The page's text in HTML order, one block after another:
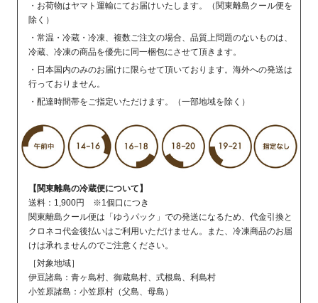
・お荷物はヤマト運輸にてお届けいたします。（関東離島クール便を
除く）
・常温・冷蔵・冷凍、複数ご注文の場合、品質上問題のないものは、
冷蔵、冷凍の商品を優先に同一梱包にさせて頂きます。
・日本国内のみのお届けに限らせて頂いております。海外への発送は
行っておりません。
・配達時間帯をご指定いただけます。（一部地域を除く）
【関東離島の冷蔵便について】
送料：1,900円 ※1個口につき
関東離島クール便は「ゆうパック」での発送になるため、代金引換と
クロネコ代金後払いはご利用いただけません。また、冷凍商品のお届
けは承れませんのでご注意ください。
［対象地域］
伊豆諸島：青ヶ島村、御蔵島村、式根島、利島村
小笠原諸島：小笠原村（父島、母島）